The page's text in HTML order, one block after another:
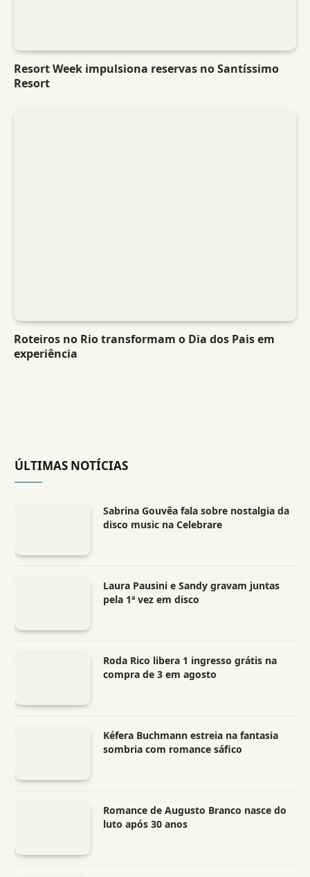
Resort Week impulsiona reservas no Santíssimo
Resort
Roteiros no Rio transformam o Dia dos Pais em
experiência
ÚLTIMAS NOTÍCIAS
Sabrina Gouvêa fala sobre nostalgia da
disco music na Celebrare
Laura Pausini e Sandy gravam juntas
pela 1ª vez em disco
Roda Rico libera 1 ingresso grátis na
compra de 3 em agosto
Kéfera Buchmann estreia na fantasia
sombria com romance sáfico
Romance de Augusto Branco nasce do
luto após 30 anos